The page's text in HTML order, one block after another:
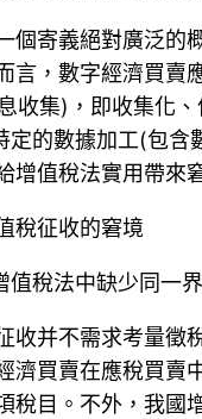
個寄義絕對廣泛的
言，數字經濟買賣
收集)，即收集化
定的數據加工(包
增值稅法實用帶來
稅征收的窘境
值稅法中缺少同一
收并不需求考量徵
濟買賣在應稅買賣
稅目。不外，我國